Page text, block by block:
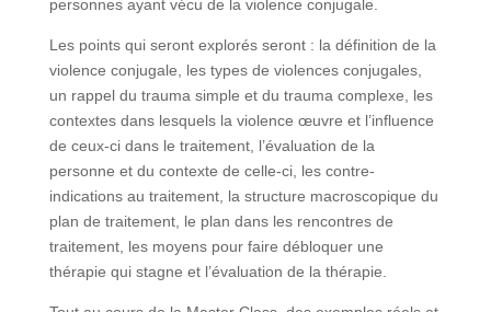
Pendant cette Master Class, vous découvrirez
comment utiliser la Thérapie de la Reconsolidation
auprès de personnes ayant vécu de la violence
conjugale.
Les points qui seront explorés seront : la définition de
la violence conjugale, les types de violences
conjugales, un rappel du trauma simple et du trauma
complexe, les contextes dans lesquels la violence
œuvre et l’influence de ceux-ci dans le traitement,
l’évaluation de la personne et du contexte de celle-ci,
les contre-indications au traitement, la structure
macroscopique du plan de traitement, le plan dans les